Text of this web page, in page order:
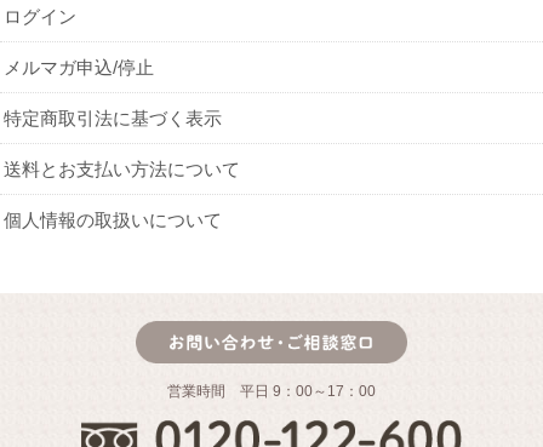
ログイン
メルマガ申込/停止
特定商取引法に基づく表示
送料とお支払い方法について
個人情報の取扱いについて
営業時間 平日 9：00～17：00